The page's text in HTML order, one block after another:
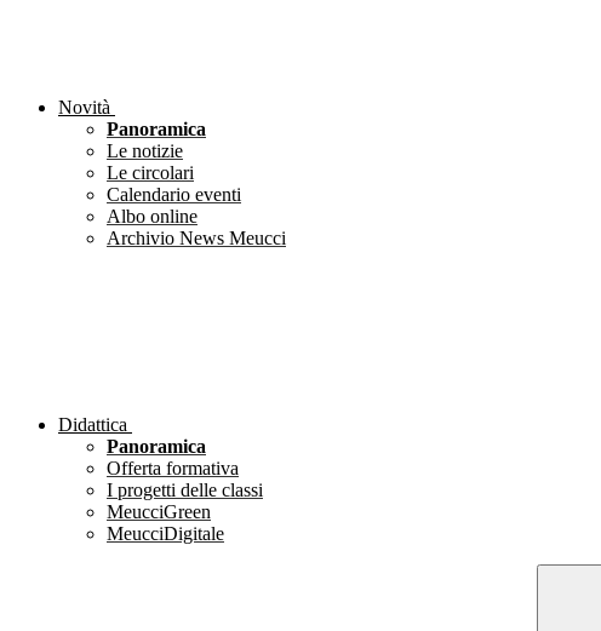
Novità
Panoramica
Le notizie
Le circolari
Calendario eventi
Albo online
Archivio News Meucci
Didattica
Panoramica
Offerta formativa
I progetti delle classi
MeucciGreen
MeucciDigitale